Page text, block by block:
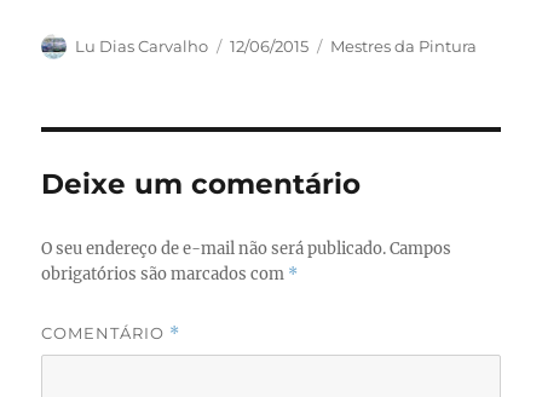
c
b
o
o
k
st
d
o
n
ai a
Autor
Lu Dias Carvalho
Publicado
12/06/2015 Categorias
Mestres da Pintura
Deixe um comentário
O seu endereço de e-mail não será publicado. Campos
obrigatórios são marcados com *
COMENTÁRIO *